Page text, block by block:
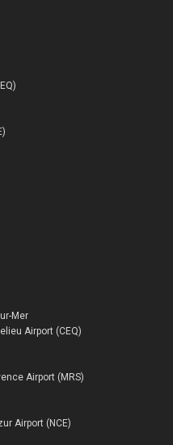
Mer
Airport (CEQ)
Airport (MRS)
Airport (NCE)